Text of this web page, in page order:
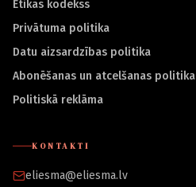
Ētikas kodekss
Privātuma politika
Datu aizsardzības politika
Abonēšanas un atcelšanas politika
Politiskā reklāma
KONTAKTI
eliesma@eliesma.lv